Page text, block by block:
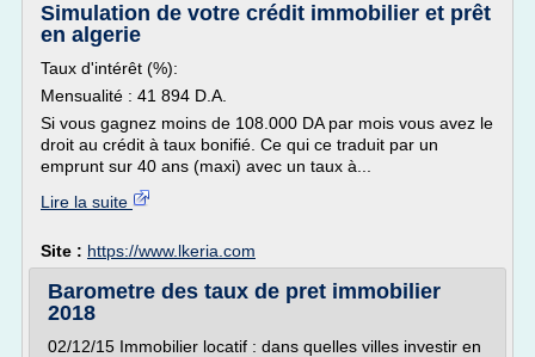
Simulation de votre crédit immobilier et prêt
en algerie
Taux d'intérêt (%):
Mensualité : 41 894 D.A.
Si vous gagnez moins de 108.000 DA par mois vous avez le
droit au crédit à taux bonifié. Ce qui ce traduit par un
emprunt sur 40 ans (maxi) avec un taux à...
Lire la suite
Site : https://www.lkeria.com
Barometre des taux de pret immobilier
2018
02/12/15 Immobilier locatif : dans quelles villes investir en